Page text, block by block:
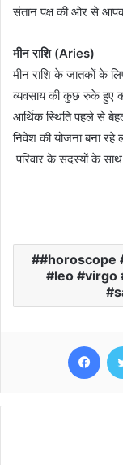
संतान पक्ष की ओर से
​मीन राशि (Aries)
मीन राशि के जातकों के
व्यवसाय की कुछ रुके हुए
आर्थिक स्थिति पहले से
निवेश की योजना बना
परिवार के सदस्यों के
#horoscope
#leo #virgo